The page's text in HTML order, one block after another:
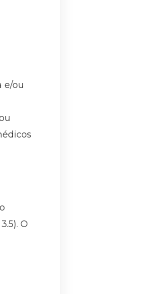
e/ou
O